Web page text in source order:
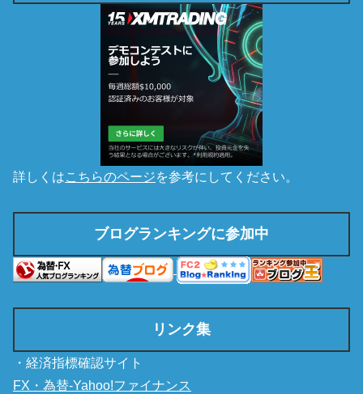
詳しくはこちらのページを参考にしてください。
ブログランキングに参加中
リンク集
・経済指標確認サイト
FX・為替-Yahoo!ファイナンス